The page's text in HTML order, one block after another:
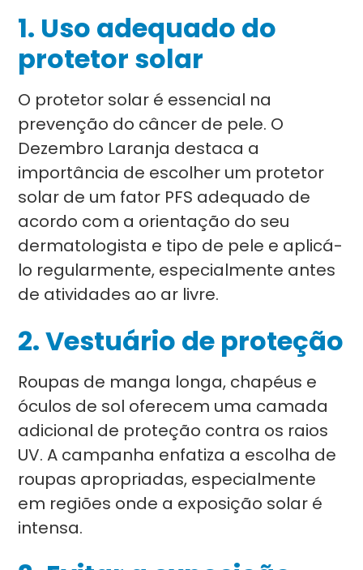
1. Uso adequado do
protetor solar
O protetor solar é essencial na
prevenção do câncer de pele. O
Dezembro Laranja destaca a
importância de escolher um protetor
solar de um fator PFS adequado de
acordo com a orientação do seu
dermatologista e tipo de pele e aplicá-
lo regularmente, especialmente antes
de atividades ao ar livre.
2. Vestuário de proteção
Roupas de manga longa, chapéus e
óculos de sol oferecem uma camada
adicional de proteção contra os raios
UV. A campanha enfatiza a escolha de
roupas apropriadas, especialmente
em regiões onde a exposição solar é
intensa.